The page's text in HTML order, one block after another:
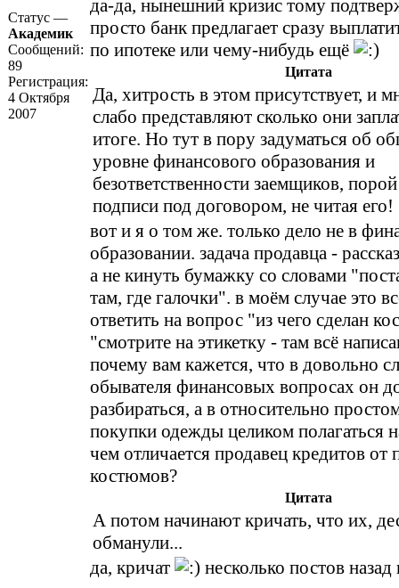
Статус —
Академик
Сообщений:
89
Регистрация:
4 Октября
2007
да-да, нынешний кризис тому
просто банк предлагает сразу
по ипотеке или чему-нибудь ещё
Цитата
Да, хитрость в этом присутствует, и
слабо представляют сколько они
итоге. Но тут в пору задуматься об
уровне финансового образования и
безответственности заемщиков,
подписи под договором, не читая его!
вот и я о том же. только дело не в
образовании. задача продавца -
а не кинуть бумажку со словами
там, где галочки". в моём случае это
ответить на вопрос "из чего сделан
"смотрите на этикетку - там всё
почему вам кажется, что в довольно
обывателя финансовых вопросах он
разбираться, а в относительно
покупки одежды целиком полагаться
чем отличается продавец кредитов от
костюмов?
Цитата
А потом начинают кричать, что их,
обманули...
да, кричат
несколько постов назад